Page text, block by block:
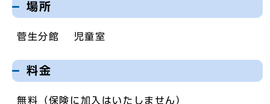
場所
菅生分館 児童室
料金
無料（保険に加入はいたしません）